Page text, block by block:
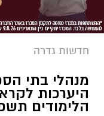
חדשות גדרה
מנהלי בתי
היערכות
הלימודים